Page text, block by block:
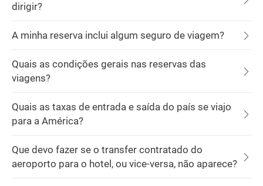
dirigir?
A minha reserva inclui algum seguro de viagem?
Quais as condições gerais nas reservas das
viagens?
Quais as taxas de entrada e saída do país se viajo
para a América?
Que devo fazer se o transfer contratado do
aeroporto para o hotel, ou vice-versa, não aparece?